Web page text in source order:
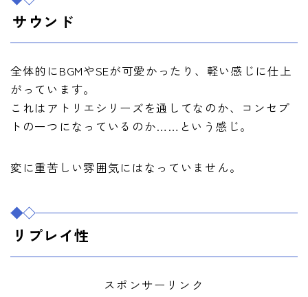
サウンド
全体的にBGMやSEが可愛かったり、軽い感じに仕上
がっています。
これはアトリエシリーズを通してなのか、コンセプ
トの一つになっているのか……という感じ。
変に重苦しい雰囲気にはなっていません。
リプレイ性
スポンサーリンク